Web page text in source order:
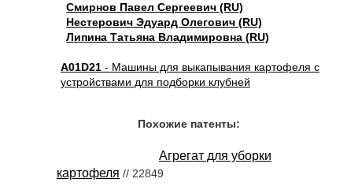
Смирнов Павел Сергеевич (RU)
Нестерович Эдуард Олегович (RU)
Липина Татьяна Владимировна (RU)
A01D21 - Машины для выкапывания картофеля с
устройствами для подборки клубней
Похожие патенты:
Агрегат для уборки
картофеля // 22849